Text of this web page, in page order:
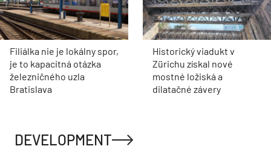
Filiálka nie je lokálny spor,
je to kapacitná otázka
železničného uzla
Bratislava
Historický viadukt v
Zürichu získal nové
mostné ložiská a
dilatačné závery
DEVELOPMENT